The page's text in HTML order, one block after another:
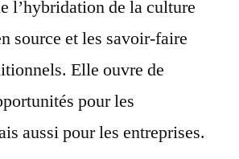
l’hybridation de la culture
source et les savoir-faire
Elle ouvre de
pour les
aussi pour les entreprises.